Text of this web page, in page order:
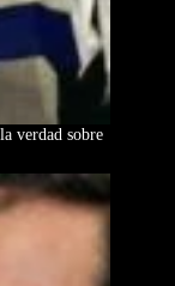
verdad sobre